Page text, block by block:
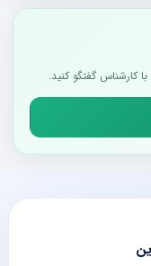
کارشناس گفتگو کنید.